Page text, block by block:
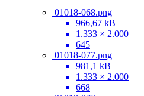
01018-068.png
966,67 kB
1.333 × 2.000
645
01018-077.png
981,1 kB
1.333 × 2.000
668